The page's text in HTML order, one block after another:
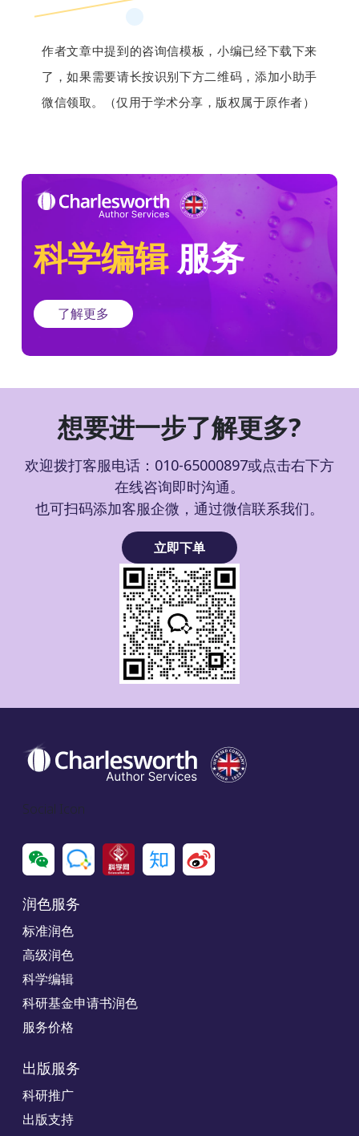
作者文章中提到的咨询信模板，小编已经下载下来
了，如果需要请长按识别下方二维码，添加小助手
微信领取。（仅用于学术分享，版权属于原作者）
科学编辑服务
了解更多
想要进一步了解更多?
欢迎拨打客服电话：010-65000897或点击右下方
在线咨询即时沟通。
也可扫码添加客服企微，通过微信联系我们。
立即下单
Social Icon
润色服务
标准润色
高级润色
科学编辑
科研基金申请书润色
服务价格
出版服务
科研推广
出版支持